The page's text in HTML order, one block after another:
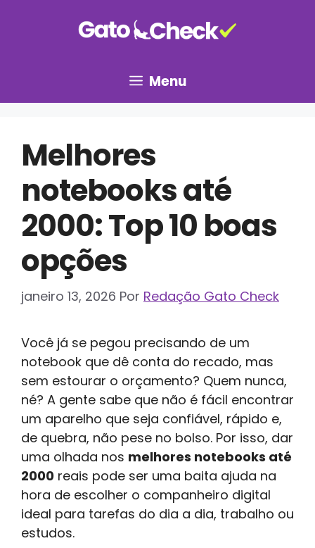
Menu
Melhores
notebooks até
2000: Top 10 boas
opções
janeiro 13, 2026 Por Redação Gato Check
Você já se pegou precisando de um
notebook que dê conta do recado, mas
sem estourar o orçamento? Quem nunca,
né? A gente sabe que não é fácil encontrar
um aparelho que seja confiável, rápido e,
de quebra, não pese no bolso. Por isso, dar
uma olhada nos melhores notebooks até
2000 reais pode ser uma baita ajuda na
hora de escolher o companheiro digital
ideal para tarefas do dia a dia, trabalho ou
estudos.